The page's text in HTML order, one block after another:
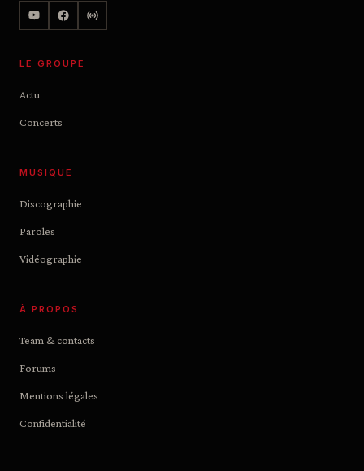
LE GROUPE
Actu
Concerts
MUSIQUE
Discographie
Paroles
Vidéographie
À PROPOS
Team & contacts
Forums
Mentions légales
Confidentialité